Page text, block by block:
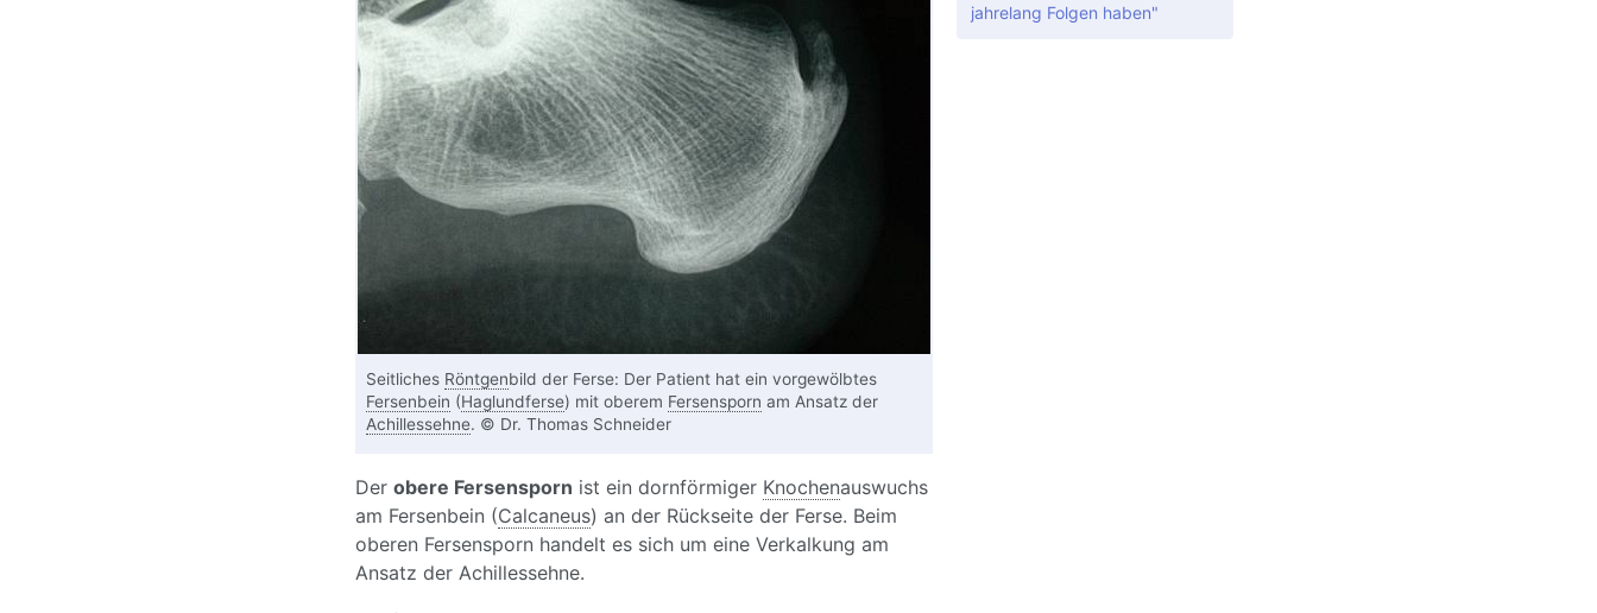
Seitliches Röntgenbild der Ferse: Der Patient hat ein vorgewölbtes
Fersenbein (Haglundferse) mit oberem Fersensporn am Ansatz der
Achillessehne. © Dr. Thomas Schneider
Der obere Fersensporn ist ein dornförmiger Knochenauswuchs
am Fersenbein (Calcaneus) an der Rückseite der Ferse. Beim
oberen Fersensporn handelt es sich um eine Verkalkung am
Ansatz der Achillessehne.
jahrelang Folgen haben"